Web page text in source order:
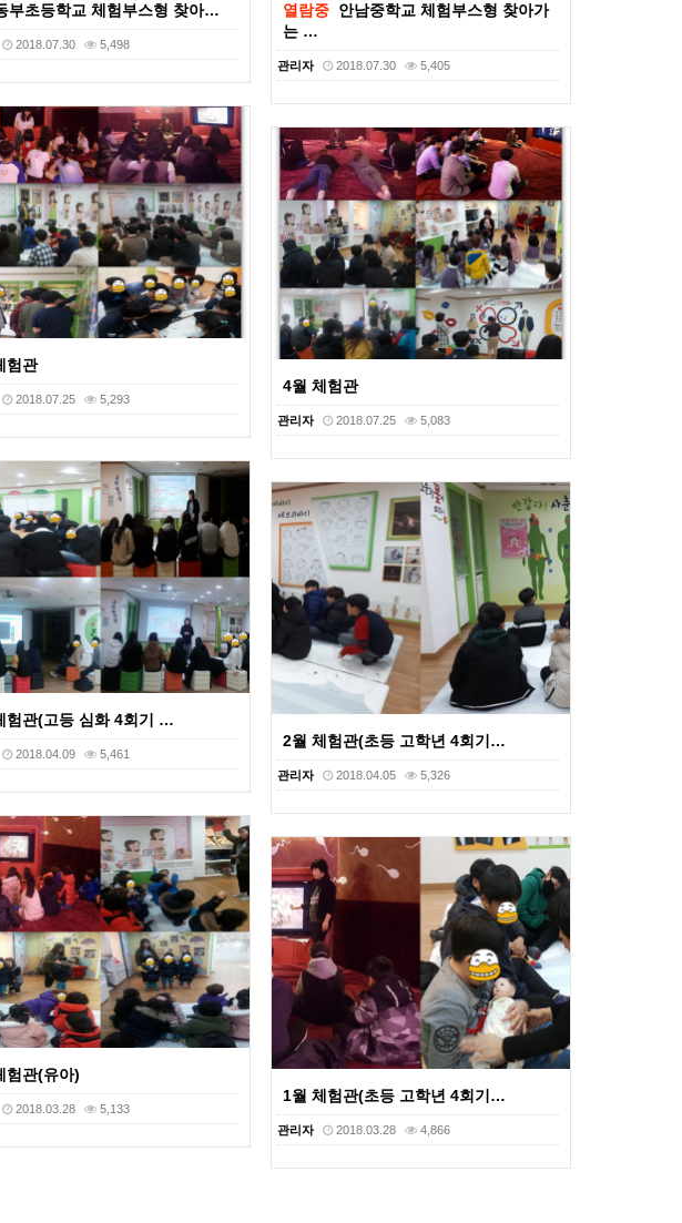
부초등학교 체험부스형 찾아…
2018.07.30 5,498
열람중 안남중학교 체험부스형 찾아가
는 …
관리자 2018.07.30 5,405
험관
2018.07.25 5,293
4월 체험관
관리자 2018.07.25 5,083
험관(고등 심화 4회기 …
2018.04.09 5,461
2월 체험관(초등 고학년 4회기…
관리자 2018.04.05 5,326
험관(유아)
2018.03.28 5,133
1월 체험관(초등 고학년 4회기…
관리자 2018.03.28 4,866